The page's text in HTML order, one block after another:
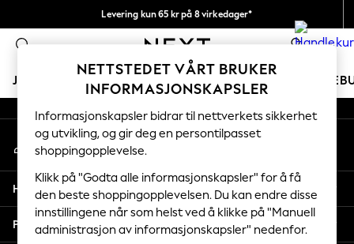
Levering kun 65 kr på 8 virkedager*
Vi betaler alle tollavgifter 0
JENTER GUTTER BABY KVINNER MENN
GIRLS
New In
50 - 92cm
98 - 110cm
116 - 134cm
140 - 174cm
Trending: Top & Short Sets
An error occurred on client
Våre sosiale nettverk
Min konto
Logg inn på kontoen din
Hjelp
Personvern & Juridisk
NETTSTEDET VÅRT BRUKER
INFORMASJONSKAPSLER
Informasjonskapsler bidrar til nettverkets sikkerhet
og utvikling, og gir deg en persontilpasset
shoppingopplevelse.
Klikk på "Godta alle informasjonskapsler" for å få
den beste shoppingopplevelsen. Du kan endre disse
innstillingene når som helst ved å klikke på "Manuell
administrasjon av informasjonskapsler" nedenfor.